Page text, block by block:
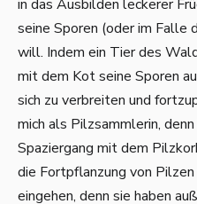
in das Ausbilden leckerer
seine Sporen (oder im Falle
will. Indem ein Tier des
mit dem Kot seine Sporen
sich zu verbreiten und
mich als Pilzsammlerin,
Spaziergang mit dem
die Fortpflanzung von
eingehen, denn sie haben